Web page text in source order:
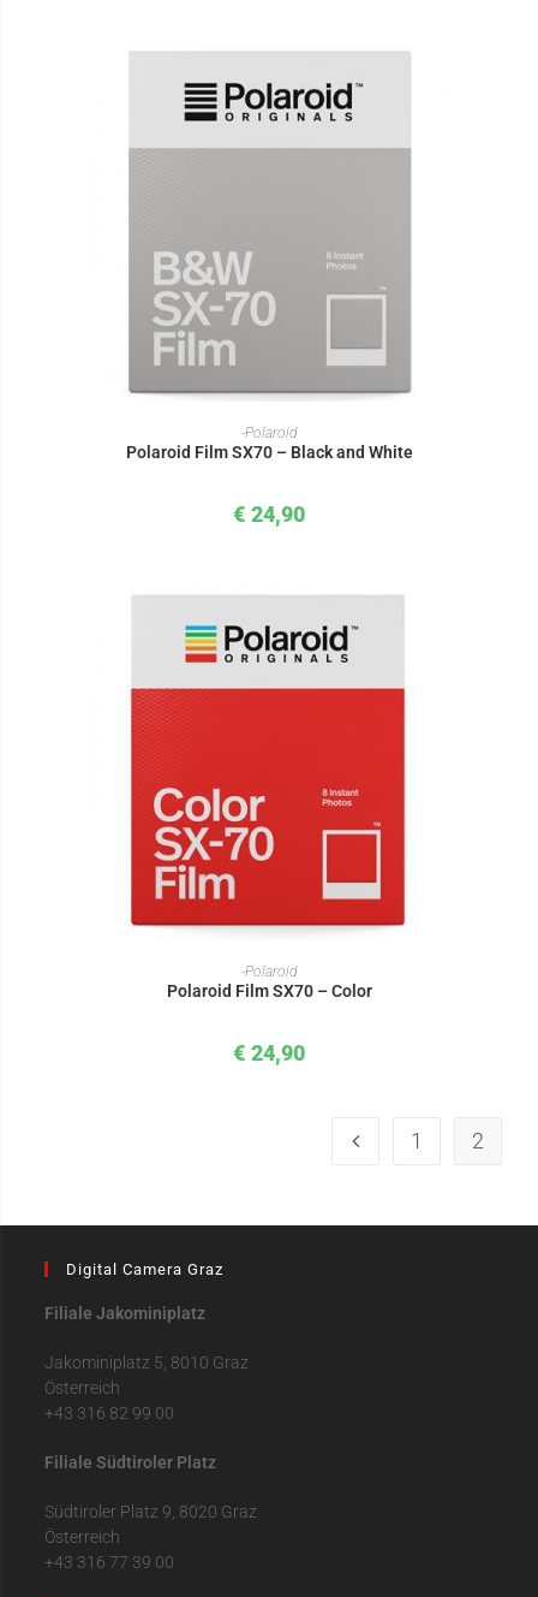
IN DEN WARENKORB
-Polaroid
Polaroid Film SX70 – Black and White
€ 24,90
IN DEN WARENKORB
-Polaroid
Polaroid Film SX70 – Color
€ 24,90
1 2
Digital Camera Graz
Filiale Jakominiplatz
Jakominiplatz 5, 8010 Graz
Österreich
+43 316 82 99 00
Filiale Südtiroler Platz
Südtiroler Platz 9, 8020 Graz
Österreich
+43 316 77 39 00